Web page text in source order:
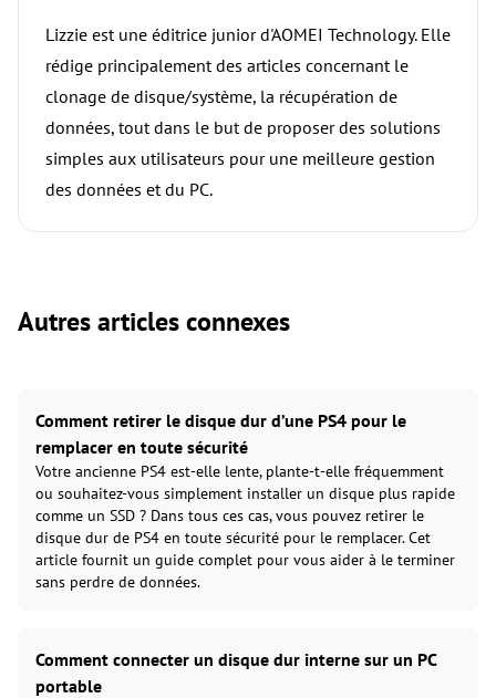
Lizzie est une éditrice junior d'AOMEI Technology. Elle
rédige principalement des articles concernant le
clonage de disque/système, la récupération de
données, tout dans le but de proposer des solutions
simples aux utilisateurs pour une meilleure gestion
des données et du PC.
Autres articles connexes
Comment retirer le disque dur d’une PS4 pour le
remplacer en toute sécurité
Votre ancienne PS4 est-elle lente, plante-t-elle fréquemment
ou souhaitez-vous simplement installer un disque plus rapide
comme un SSD ? Dans tous ces cas, vous pouvez retirer le
disque dur de PS4 en toute sécurité pour le remplacer. Cet
article fournit un guide complet pour vous aider à le terminer
sans perdre de données.
Comment connecter un disque dur interne sur un PC
portable